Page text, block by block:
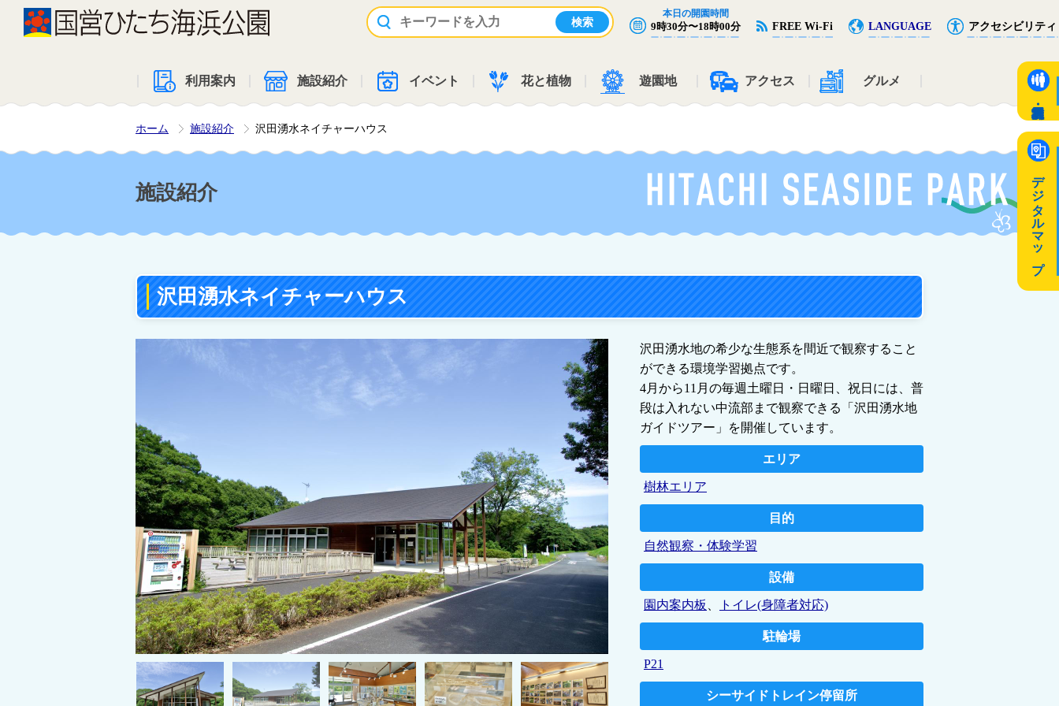
国営ひたち海浜公園ホームページ
本日の開園時間
9時30分〜18時00分 FREE Wi-Fi LANGUAGE アクセシビリティ
利用案内 施設紹介 イベント 花と植物 遊園地 アクセス グルメ
デジタルマップ
ホーム 施設紹介 沢田湧水ネイチャーハウス
施設紹介
沢田湧水ネイチャーハウス
沢田湧水地の希少な生態系を間近で観察すること
ができる環境学習拠点です。
4月から11月の毎週土曜日・日曜日、祝日には、普
段は入れない中流部まで観察できる「沢田湧水地
ガイドツアー」を開催しています。
エリア
樹林エリア
目的
自然観察・体験学習
設備
園内案内板 トイレ(身障者対応)
駐輪場
P21
シーサイドトレイン停留所